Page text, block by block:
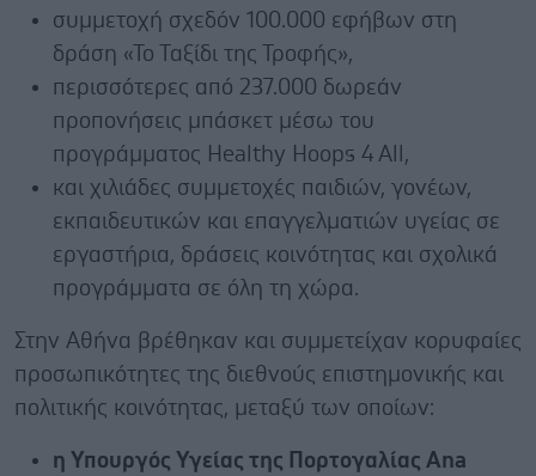
συμμετοχή σχεδόν 100.000 εφήβων στη
δράση «Το Ταξίδι της Τροφής»,
περισσότερες από 237.000 δωρεάν
προπονήσεις μπάσκετ μέσω του
προγράμματος Healthy Hoops 4 All,
και χιλιάδες συμμετοχές παιδιών, γονέων,
εκπαιδευτικών και επαγγελματιών υγείας σε
εργαστήρια, δράσεις κοινότητας και σχολικά
προγράμματα σε όλη τη χώρα.
Στην Αθήνα βρέθηκαν και συμμετείχαν κορυφαίες
προσωπικότητες της διεθνούς επιστημονικής και
πολιτικής κοινότητας, μεταξύ των οποίων:
η Υπουργός Υγείας της Πορτογαλίας Ana